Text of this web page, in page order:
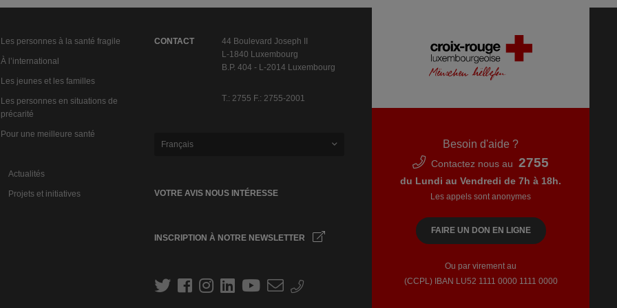
Les personnes à la santé fragile
À l’international
Les jeunes et les familles
Les personnes en situations de
précarité
Pour une meilleure santé
Actualités
Projets et initiatives
CONTACT
44 Boulevard Joseph II
L-1840 Luxembourg
B.P. 404 - L-2014 Luxembourg
T.: 2755 F.: 2755-2001
Français
VOTRE AVIS NOUS INTÉRESSE
INSCRIPTION À NOTRE NEWSLETTER
Besoin d'aide ?
Contactez nous au 2755
du Lundi au Vendredi de 7h à 18h.
Les appels sont anonymes
FAIRE UN DON EN LIGNE
Ou par virement au
(CCPL) IBAN LU52​ 1111​ 0000​ 1111​ 0000